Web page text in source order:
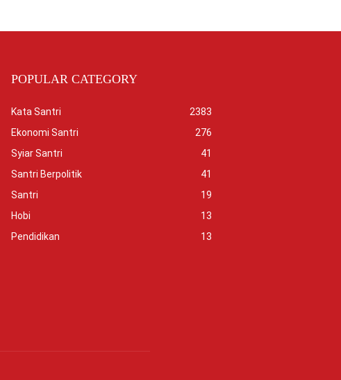
POPULAR CATEGORY
Kata Santri
2383
Ekonomi Santri
276
Syiar Santri
41
Santri Berpolitik
41
Santri
19
Hobi
13
Pendidikan
13